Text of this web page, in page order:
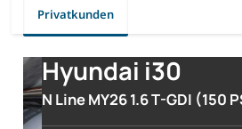
Privatkunden
Hyundai i30
N Line MY26 1.6 T-GDI (150